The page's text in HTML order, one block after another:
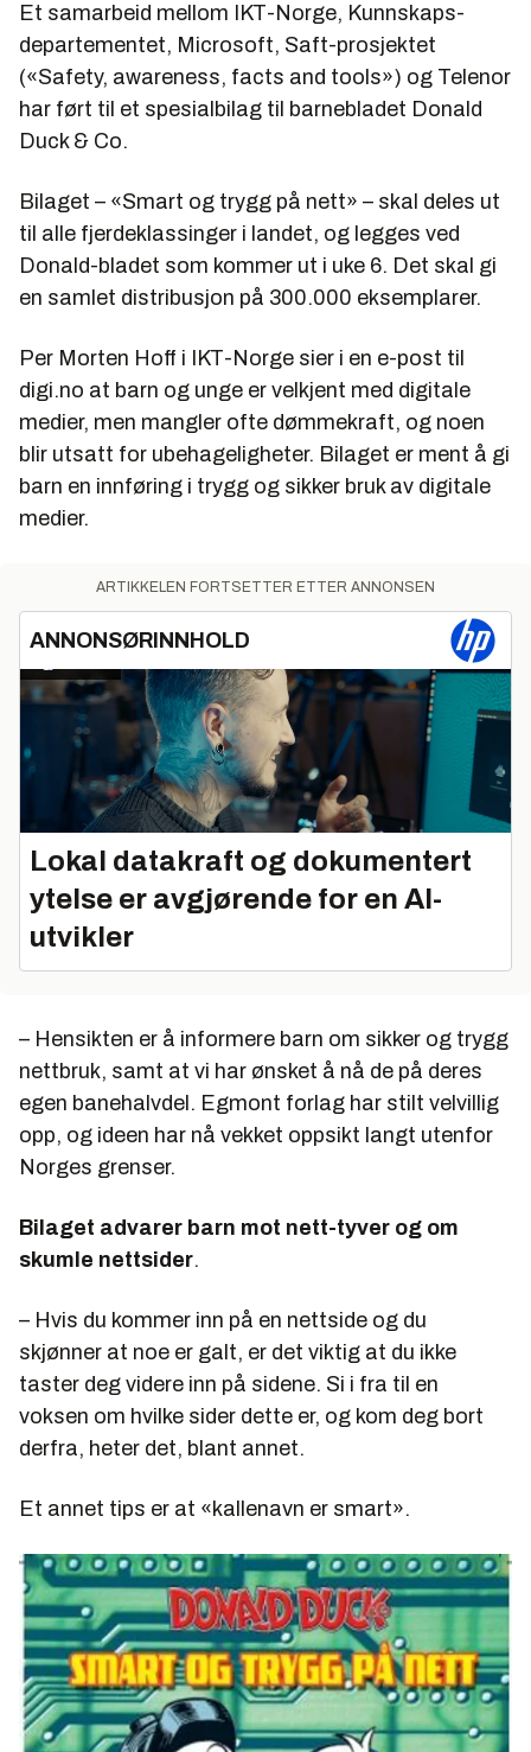
Et samarbeid mellom IKT-Norge, Kunnskaps­
departementet, Microsoft, Saft-prosjektet
(«Safety, awareness, facts and tools») og Telenor
har ført til et spesialbilag til barnebladet Donald
Duck & Co.
Bilaget – «Smart og trygg på nett» – skal deles ut
til alle fjerdeklassinger i landet, og legges ved
Donald-bladet som kommer ut i uke 6. Det skal gi
en samlet distribusjon på 300.000 eksemplarer.
Per Morten Hoff i IKT-Norge sier i en e-post til
digi.no at barn og unge er velkjent med digitale
medier, men mangler ofte dømmekraft, og noen
blir utsatt for ubehageligheter. Bilaget er ment å gi
barn en innføring i trygg og sikker bruk av digitale
medier.
ARTIKKELEN FORTSETTER ETTER ANNONSEN
ANNONSØRINNHOLD
Lokal datakraft og dokumentert
ytelse er avgjørende for en AI-
utvikler
– Hensikten er å informere barn om sikker og trygg
nettbruk, samt at vi har ønsket å nå de på deres
egen banehalvdel. Egmont forlag har stilt velvillig
opp, og ideen har nå vekket oppsikt langt utenfor
Norges grenser.
Bilaget advarer barn mot nett-tyver og om
skumle nettsider.
– Hvis du kommer inn på en nettside og du
skjønner at noe er galt, er det viktig at du ikke
taster deg videre inn på sidene. Si i fra til en
voksen om hvilke sider dette er, og kom deg bort
derfra, heter det, blant annet.
Et annet tips er at «kallenavn er smart».